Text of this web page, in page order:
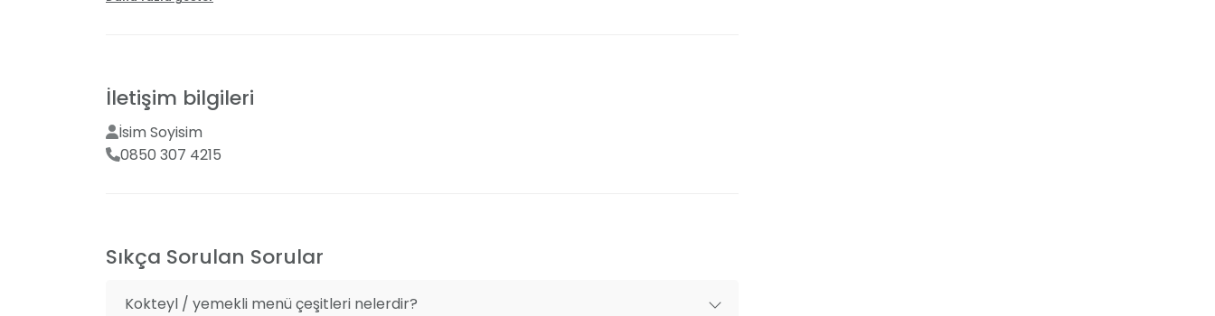
Deniz manzaralı
İletişim bilgileri
İsim Soyisim
0850 307 4215
Sıkça Sorulan Sorular
Kokteyl / yemekli menü çeşitleri nelerdir?